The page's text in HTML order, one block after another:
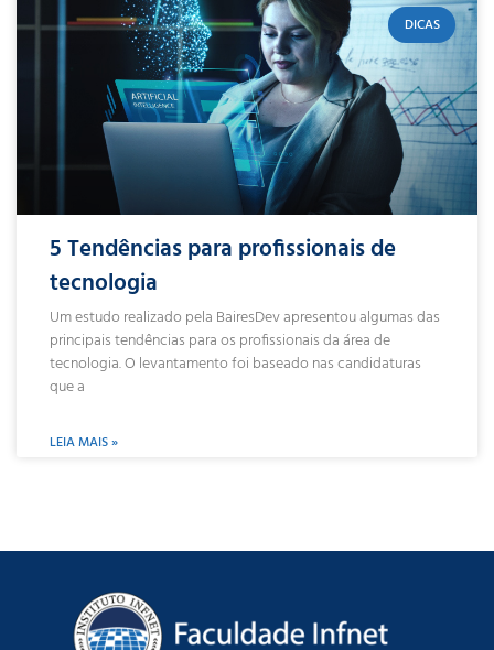
DICAS
5 Tendências para profissionais de
tecnologia
Um estudo realizado pela BairesDev apresentou algumas das
principais tendências para os profissionais da área de
tecnologia. O levantamento foi baseado nas candidaturas
que a
LEIA MAIS »